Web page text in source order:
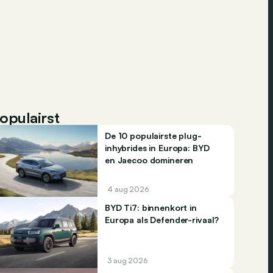
De 10 populairste plug-
inhybrides in Europa: BYD
en Jaecoo domineren
4 aug 2026
BYD Ti7: binnenkort in
Europa als Defender-rivaal?
3 aug 2026